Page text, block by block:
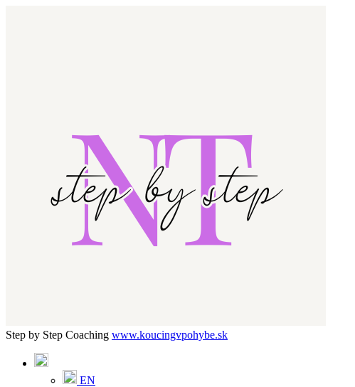
Step by Step Coaching www.koucingvpohybe.sk
EN